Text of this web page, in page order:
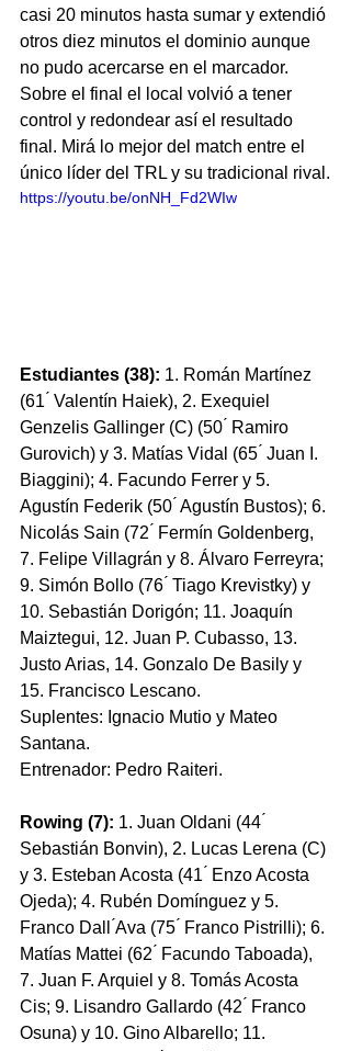
casi 20 minutos hasta sumar y extendió
otros diez minutos el dominio aunque
no pudo acercarse en el marcador.
Sobre el final el local volvió a tener
control y redondear así el resultado
final. Mirá lo mejor del match entre el
único líder del TRL y su tradicional rival.
https://youtu.be/onNH_Fd2WIw
Estudiantes (38): 1. Román Martínez
(61 ́ Valentín Haiek), 2. Exequiel
Genzelis Gallinger (C) (50 ́ Ramiro
Gurovich) y 3. Matías Vidal (65 ́ Juan I.
Biaggini); 4. Facundo Ferrer y 5.
Agustín Federik (50 ́ Agustín Bustos); 6.
Nicolás Sain (72 ́ Fermín Goldenberg,
7. Felipe Villagrán y 8. Álvaro Ferreyra;
9. Simón Bollo (76 ́ Tiago Krevistky) y
10. Sebastián Dorigón; 11. Joaquín
Maiztegui, 12. Juan P. Cubasso, 13.
Justo Arias, 14. Gonzalo De Basily y
15. Francisco Lescano.
Suplentes: Ignacio Mutio y Mateo
Santana.
Entrenador: Pedro Raiteri.
Rowing (7): 1. Juan Oldani (44 ́
Sebastián Bonvin), 2. Lucas Lerena (C)
y 3. Esteban Acosta (41 ́ Enzo Acosta
Ojeda); 4. Rubén Domínguez y 5.
Franco Dall ́Ava (75 ́ Franco Pistrilli); 6.
Matías Mattei (62 ́ Facundo Taboada),
7. Juan F. Arquiel y 8. Tomás Acosta
Cis; 9. Lisandro Gallardo (42 ́ Franco
Osuna) y 10. Gino Albarello; 11.